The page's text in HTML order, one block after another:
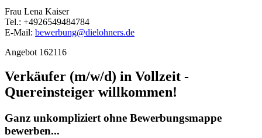
Frau Lena Kaiser
Tel.: +4926549484784
E-Mail: bewerbung@dielohners.de
Angebot 162116
Verkäufer (m/w/d) in Vollzeit -
Quereinsteiger willkommen!
Ganz unkompliziert ohne Bewerbungsmappe
bewerben...